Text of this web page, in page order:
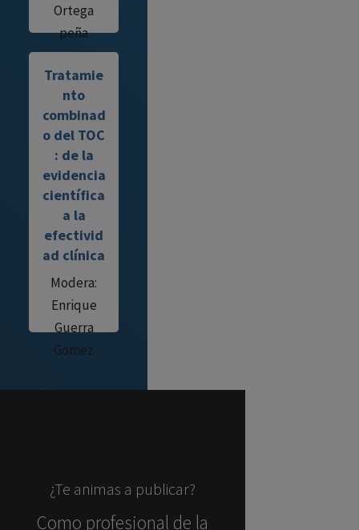
Ortega
peña
Tratamie
nto
combinad
o del TOC
: de la
evidencia
científica
a la
efectivid
ad clínica
Modera:
Enrique
Guerra
Gomez
¿Te animas a publicar?
Como profesional de la